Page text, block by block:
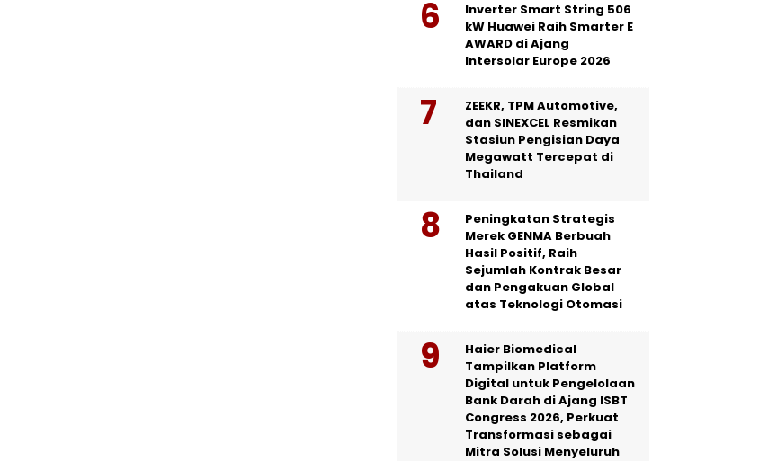
Inverter Smart String 506
kW Huawei Raih Smarter E
AWARD di Ajang
Intersolar Europe 2026
ZEEKR, TPM Automotive,
dan SINEXCEL Resmikan
Stasiun Pengisian Daya
Megawatt Tercepat di
Thailand
Peningkatan Strategis
Merek GENMA Berbuah
Hasil Positif, Raih
Sejumlah Kontrak Besar
dan Pengakuan Global
atas Teknologi Otomasi
Haier Biomedical
Tampilkan Platform
Digital untuk Pengelolaan
Bank Darah di Ajang ISBT
Congress 2026, Perkuat
Transformasi sebagai
Mitra Solusi Menyeluruh